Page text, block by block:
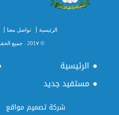
الرئيسية تواصل معنا
© 201٧ . جميع الحقوق محفوظة
الرئيسية
مستفيد جديد
شركة تصميم مواقع